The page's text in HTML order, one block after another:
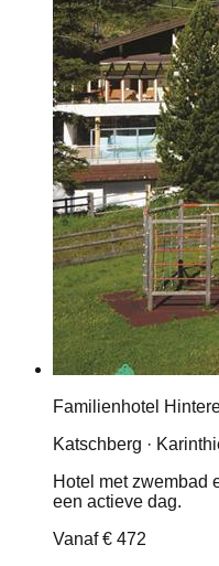
Familienhotel
Katschberg ·
Hotel met zwembad
een actieve dag.
Vanaf€ 472